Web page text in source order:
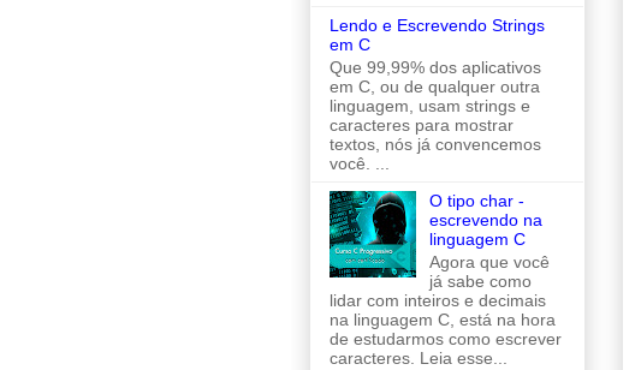
Lendo e Escrevendo Strings
em C
Que 99,99% dos aplicativos
em C, ou de qualquer outra
linguagem, usam strings e
caracteres para mostrar
textos, nós já convencemos
você. ...
O tipo char -
escrevendo na
linguagem C
Agora que você
já sabe como
lidar com inteiros e decimais
na linguagem C, está na hora
de estudarmos como escrever
caracteres. Leia esse...